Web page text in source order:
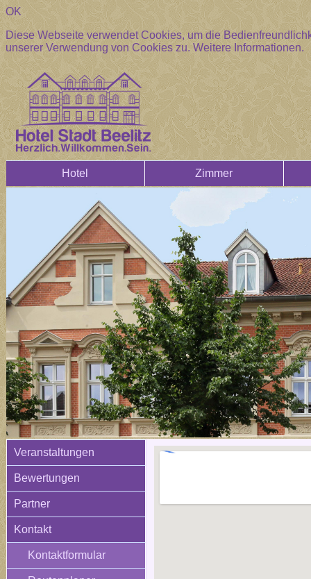
OK
Diese Webseite verwendet Cookies, um die
unserer Verwendung von Cookies zu.Weitere Informationen.
Hotel Zimmer
Veranstaltungen
Bewertungen
Partner
Kontakt
Kontaktformular